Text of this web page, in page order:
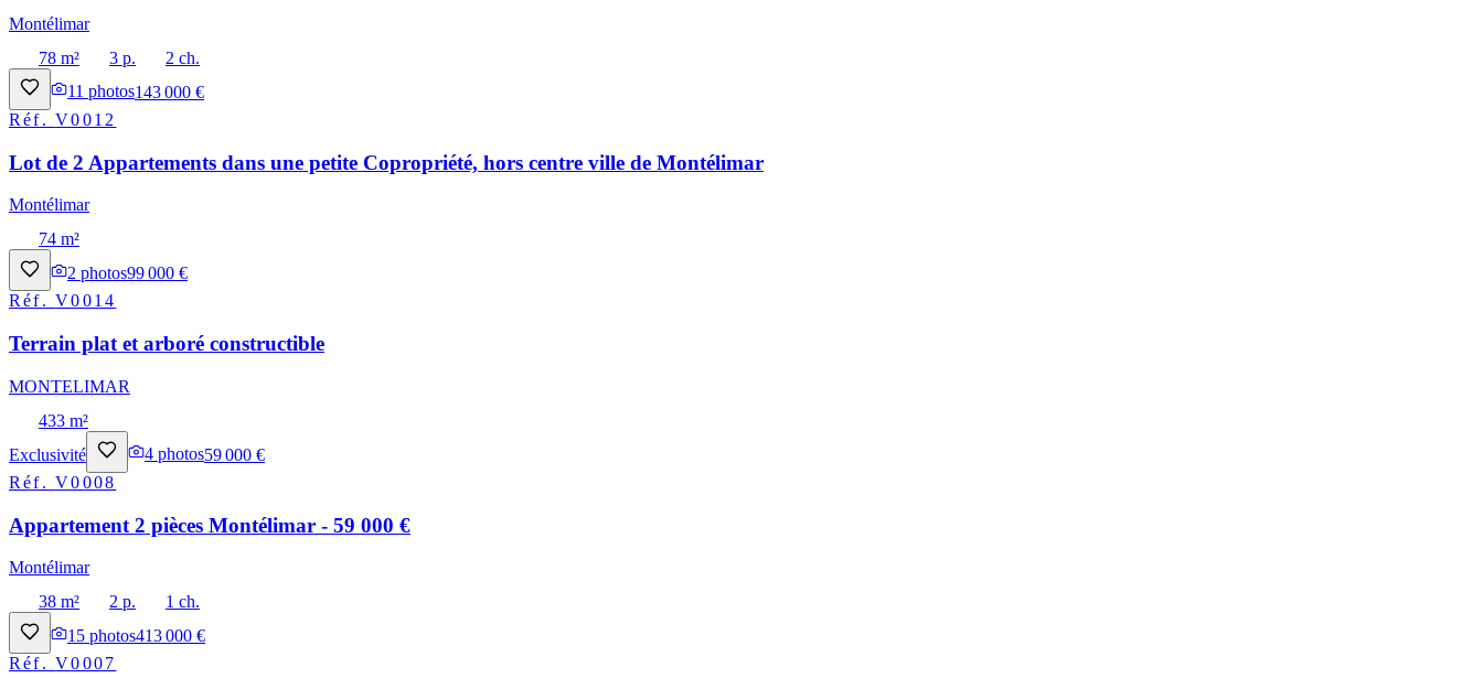
Montélimar
78 m²
3 p.
2 ch.
11 photos143 000 €
Réf.V0012
Lot de 2 Appartements dans une petite Copropriété, hors centre ville de Montélimar
Montélimar
74 m²
2 photos99 000 €
Réf.V0014
Terrain plat et arboré constructible
MONTELIMAR
433 m²
Exclusivité
4 photos59 000 €
Réf.V0008
Appartement 2 pièces Montélimar - 59 000 €
Montélimar
38 m²
2 p.
1 ch.
15 photos413 000 €
Réf.V0007